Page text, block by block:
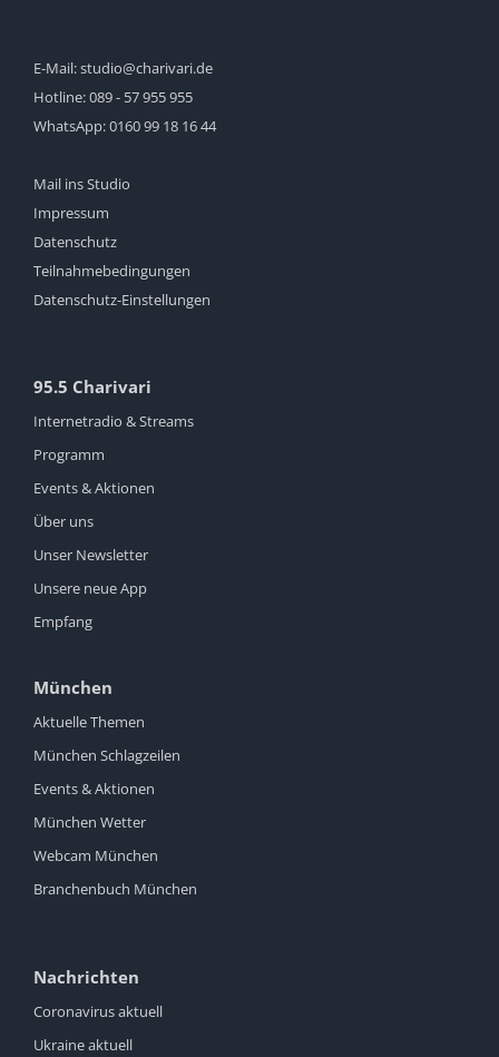
E-Mail:studio@charivari.de
Hotline:089 - 57 955 955
WhatsApp:0160 99 18 16 44
Mail ins Studio
Impressum
Datenschutz
Teilnahmebedingungen
Datenschutz-Einstellungen
95.5 Charivari
Internetradio & Streams
Programm
Events & Aktionen
Über uns
Unser Newsletter
Unsere neue App
Empfang
München
Aktuelle Themen
München Schlagzeilen
Events & Aktionen
München Wetter
Webcam München
Branchenbuch München
Nachrichten
Coronavirus aktuell
Ukraine aktuell